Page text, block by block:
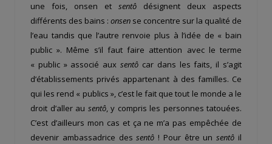
une fois, onsen et sentô désignent deux aspects
différents des bains : onsen se concentre sur la qualité de
l’eau tandis que l’autre renvoie plus à l’idée de « bain
public ». Même s’il faut faire attention avec le terme
« public » associé auxsentô car dans les faits, il s’agit
d’établissements privés appartenant à des familles. Ce
qui les rend « publics », c’est le fait que tout le monde a le
droit d’aller au sentô, y compris les personnes tatouées.
C’est d’ailleurs mon cas et ça ne m’a pas empêchée de
devenir ambassadrice dessentô ! Pour être unsentô il